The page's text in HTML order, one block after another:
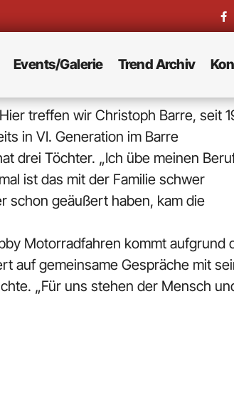
Events/Galerie Trend Archiv
treffen wir Christoph Barre, seit
in VI. Generation im Barre
drei Töchter. „Ich übe meinen
ist das mit der Familie schwer
schon geäußert haben, kam die
Motorradfahren kommt aufgrund
auf gemeinsame Gespräche mit
„Für uns stehen der Mensch